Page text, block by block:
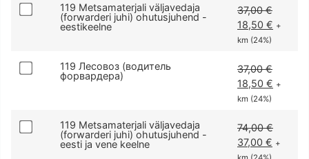
119 Metsamaterjali väljavedaja
(forwarderi juhi) ohutusjuhend -
eestikeelne
37,00€
18,50 € +
km (24%)
119 Лесовоз (водитель
форвардера)
37,00€
18,50 € +
km (24%)
119 Metsamaterjali väljavedaja
(forwarderi juhi) ohutusjuhend -
eesti ja vene keelne
74,00€
37,00 € +